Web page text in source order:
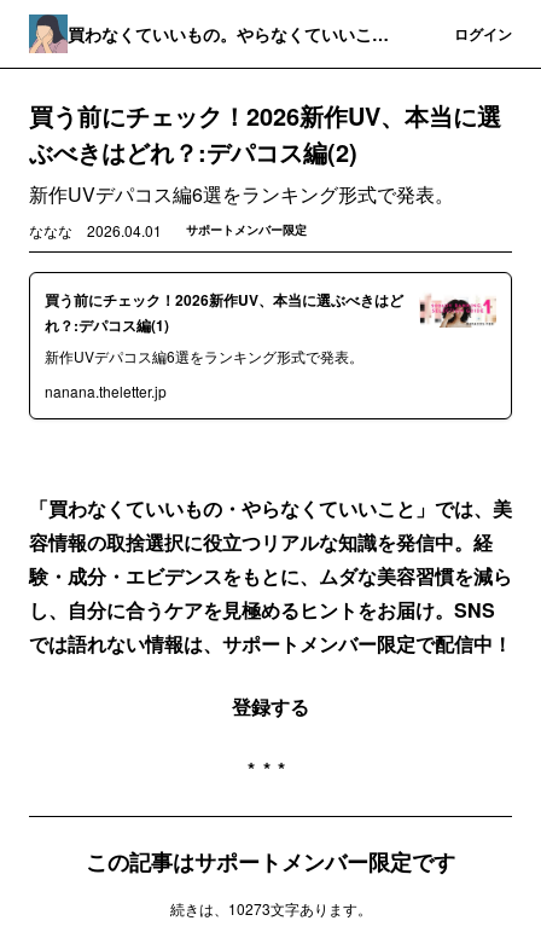
買わなくていいもの。やらなくていいこ
ログイン
買う前にチェック！2026新作UV、本当に選
ぶべきはどれ？:デパコス編(2)
新作UVデパコス編6選をランキング形式で発表。
ななな 2026.04.01 サポートメンバー限定
買う前にチェック！2026新作UV、本当に選ぶべきはど
れ？:デパコス編(1)
新作UVデパコス編6選をランキング形式で発表。
nanana.theletter.jp
「買わなくていいもの・やらなくていいこと」では、美
容情報の取捨選択に役立つリアルな知識を発信中。経
験・成分・エビデンスをもとに、ムダな美容習慣を減ら
し、自分に合うケアを見極めるヒントをお届け。SNS
では語れない情報は、サポートメンバー限定で配信中！
登録する
***
この記事はサポートメンバー限定です
続きは、10273文字あります。